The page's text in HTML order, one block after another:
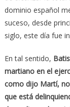
dominio español
suceso, desde
siglo, este día fue
En tal sentido,
martiano en el
como dijo Martí,
que está